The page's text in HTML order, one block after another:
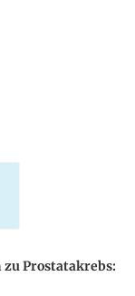
Prostatakrebs: